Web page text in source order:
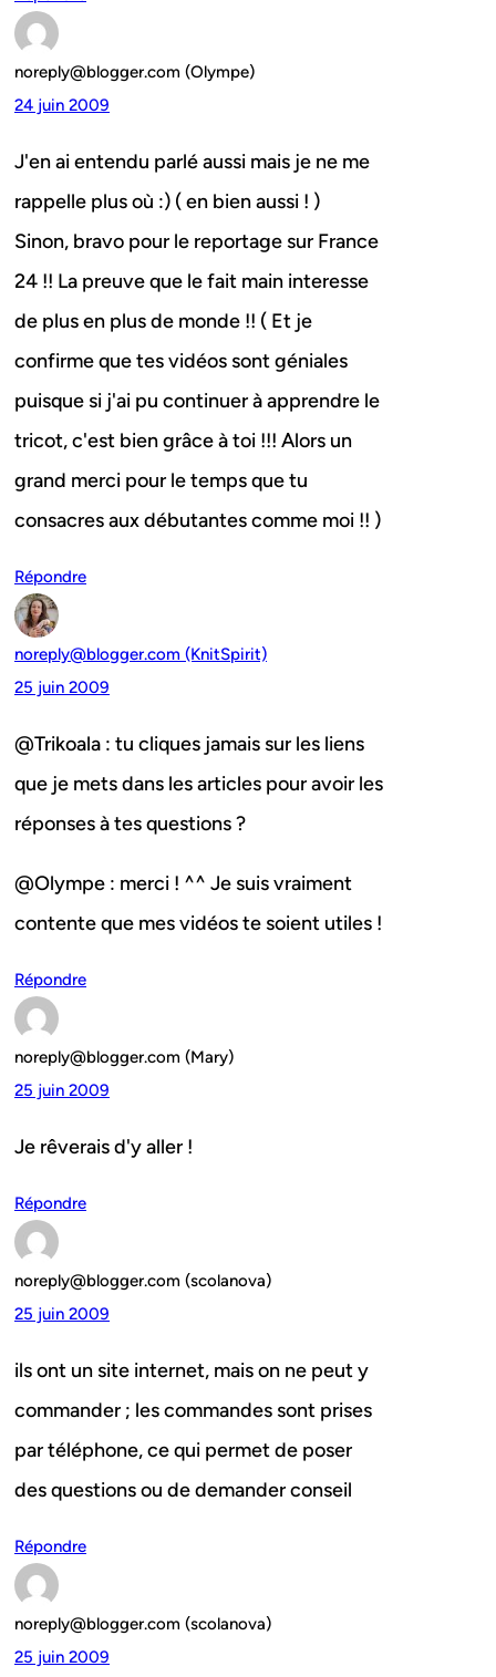
noreply@blogger.com (Olympe)
24 juin 2009
J'en ai entendu parlé aussi mais je ne me
rappelle plus où :) ( en bien aussi ! )
Sinon, bravo pour le reportage sur France
24 !! La preuve que le fait main interesse
de plus en plus de monde !! ( Et je
confirme que tes vidéos sont géniales
puisque si j'ai pu continuer à apprendre le
tricot, c'est bien grâce à toi !!! Alors un
grand merci pour le temps que tu
consacres aux débutantes comme moi !! )
Répondre
noreply@blogger.com (KnitSpirit)
25 juin 2009
@Trikoala : tu cliques jamais sur les liens
que je mets dans les articles pour avoir les
réponses à tes questions ?
@Olympe : merci ! ^^ Je suis vraiment
contente que mes vidéos te soient utiles !
Répondre
noreply@blogger.com (Mary)
25 juin 2009
Je rêverais d'y aller !
Répondre
noreply@blogger.com (scolanova)
25 juin 2009
ils ont un site internet, mais on ne peut y
commander ; les commandes sont prises
par téléphone, ce qui permet de poser
des questions ou de demander conseil
Répondre
noreply@blogger.com (scolanova)
25 juin 2009